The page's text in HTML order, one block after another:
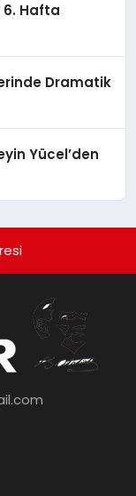
6. Hafta
Dramatik
Yücel’den